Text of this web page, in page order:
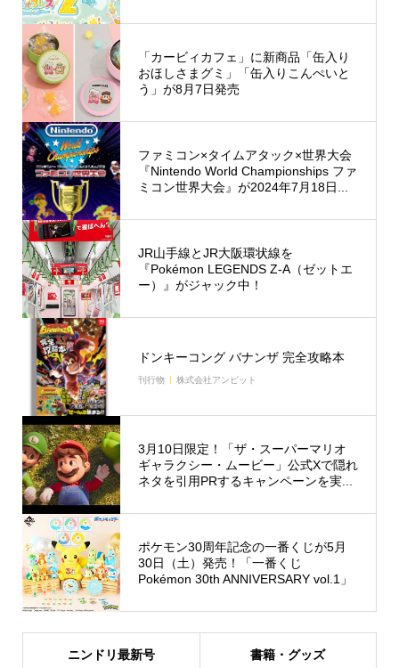
「カービィカフェ」に新商品「缶入り
おほしさまグミ」「缶入りこんぺいと
う」が8月7日発売
ファミコン×タイムアタック×世界大会
『Nintendo World Championships ファ
ミコン世界大会』が2024年7月18日...
JR山手線とJR大阪環状線を
『Pokémon LEGENDS Z-A（ゼットエ
ー）』がジャック中！
ドンキーコング バナンザ 完全攻略本
刊行物 株式会社アンビット
3月10日限定！「ザ・スーパーマリオ
ギャラクシー・ムービー」公式Xで隠れ
ネタを引用PRするキャンペーンを実...
ポケモン30周年記念の一番くじが5月
30日（土）発売！「一番くじ
Pokémon 30th ANNIVERSARY vol.1」
ニンドリ最新号 書籍・グッズ